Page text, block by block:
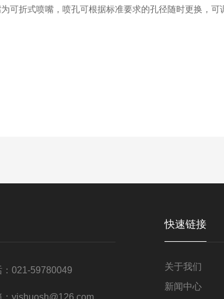
可折式喷嘴，喷孔可根据标准要求的孔径随时更换，
021-59780049
：yishuosh@126.com
快速链接
关于我们
新闻中心